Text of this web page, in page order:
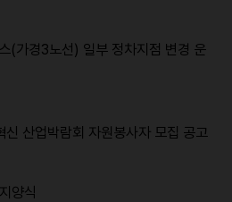
(가경3노선) 일부 정차지점 변경 운
산업박람회 자원봉사자 모집 공고
양식